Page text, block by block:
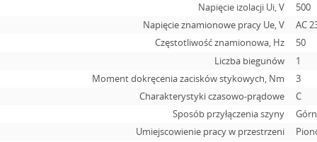
Napięcie izolacji Ui, V
500
Napięcie znamionowe pracy Ue, V
АС
Częstotliwość znamionowa, Hz
50
Liczba biegunów
1
Moment dokręcenia zacisków stykowych, Nm
3
Charakterystyki czasowo-prądowe
C
Sposób przyłączenia szyny
Umiejscowienie pracy w przestrzeni